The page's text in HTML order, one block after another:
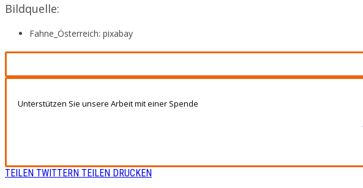
Bildquelle:
Fahne_Österreich: pixabay
Unterstützen Sie unsere Arbeit mit einer Spende
TEILEN TWITTERN TEILEN DRUCKEN